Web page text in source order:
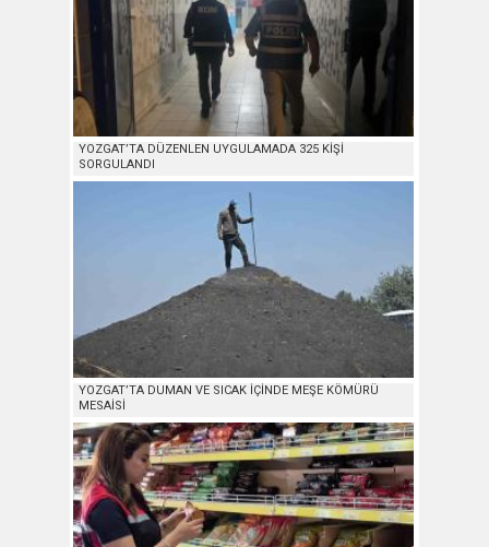
YOZGAT’TA DÜZENLEN UYGULAMADA 325 KİŞİ
SORGULANDI
YOZGAT’TA DUMAN VE SICAK İÇİNDE MEŞE KÖMÜRÜ
MESAİSİ